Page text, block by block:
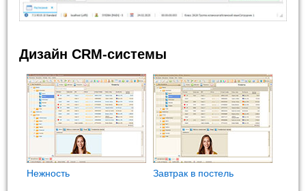
Дизайн CRM-системы
Нежность Завтрак в постель